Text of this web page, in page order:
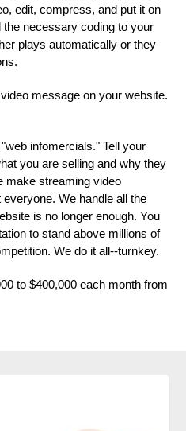
edit, compress, and put it on
necessary coding to your
plays automatically or they
message on your website.
infomercials." Tell your
you are selling and why they
make streaming video
We handle all the
is no longer enough. You
to stand above millions of
We do it all--turnkey.
to $400,000 each month from